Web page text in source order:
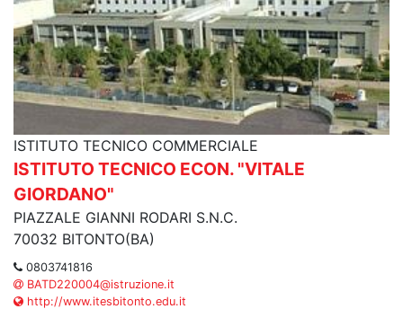
ISTITUTO TECNICO COMMERCIALE
ISTITUTO TECNICO ECON. "VITALE
GIORDANO"
PIAZZALE GIANNI RODARI S.N.C.
70032 BITONTO(BA)
0803741816
BATD220004@istruzione.it
http://www.itesbitonto.edu.it